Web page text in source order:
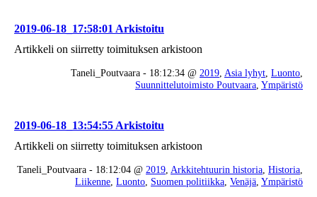
2019-06-18_17:58:01 Arkistoitu
Artikkeli on siirretty toimituksen arkistoon
Taneli_Poutvaara - 18:12:34 @ 2019, Asia lyhyt, Luonto,
Suunnittelutoimisto Poutvaara, Ympäristö
2019-06-18_13:54:55 Arkistoitu
Artikkeli on siirretty toimituksen arkistoon
Taneli_Poutvaara - 18:12:04 @ 2019, Arkkitehtuurin historia, Historia,
Liikenne, Luonto, Suomen politiikka, Venäjä, Ympäristö